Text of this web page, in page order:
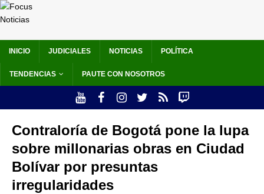
INICIO JUDICIALES NOTICIAS POLÍTICA
TENDENCIAS PAUTE CON NOSOTROS
Contraloría de Bogotá pone la lupa
sobre millonarias obras en Ciudad
Bolívar por presuntas
irregularidades